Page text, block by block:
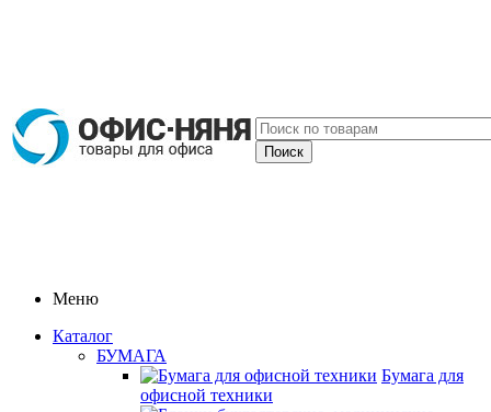
Меню
Каталог
БУМАГА
Бумага для
офисной техники